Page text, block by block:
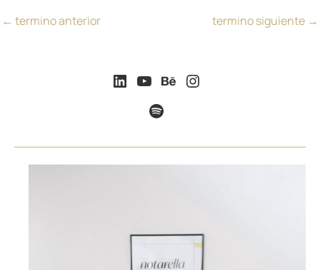
← termino anterior termino siguiente →
LinkedIn YouTube Behance
Instagram
Spotify